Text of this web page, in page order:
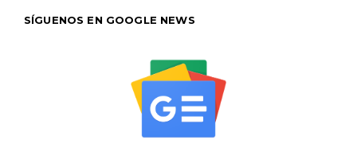
SÍGUENOS EN GOOGLE NEWS